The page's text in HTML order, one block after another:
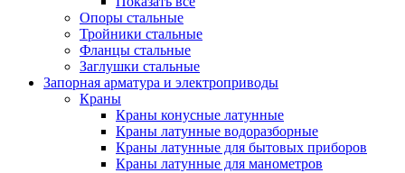
Опоры стальные
Тройники стальные
Фланцы стальные
Заглушки стальные
Запорная арматура и электроприводы
Краны
Краны конусные латунные
Краны латунные водоразборные
Краны латунные для бытовых приборов
Краны латунные для манометров